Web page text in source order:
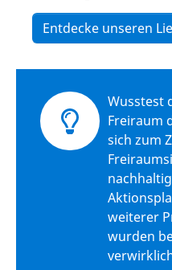
Entdecke unseren
Wusstest
Freiraum
sich zum
weiterer
wurden